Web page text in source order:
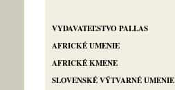
VYDAVATEĽSTVO PALLAS
AFRICKÉ UMENIE
AFRICKÉ KMENE
SLOVENSKÉ VÝTVARNÉ UMENIE